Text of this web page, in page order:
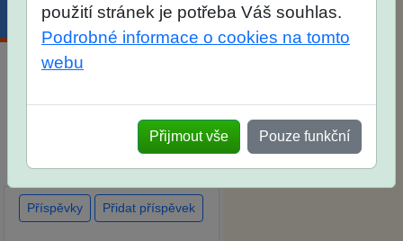
Menu Účet Košík
zkoušek na SŠ? Vaše ohlasy
po skutečných přijímacích
zkouškách
použití stránek je potřeba Váš souhlas.
Podrobné informace o cookies na tomto
webu
Přijmout vše Pouze funkční
Příspěvky Přidat příspěvek